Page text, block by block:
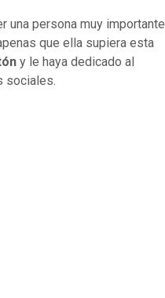
una persona muy importante
que ella supiera esta
y le haya dedicado al
sociales.